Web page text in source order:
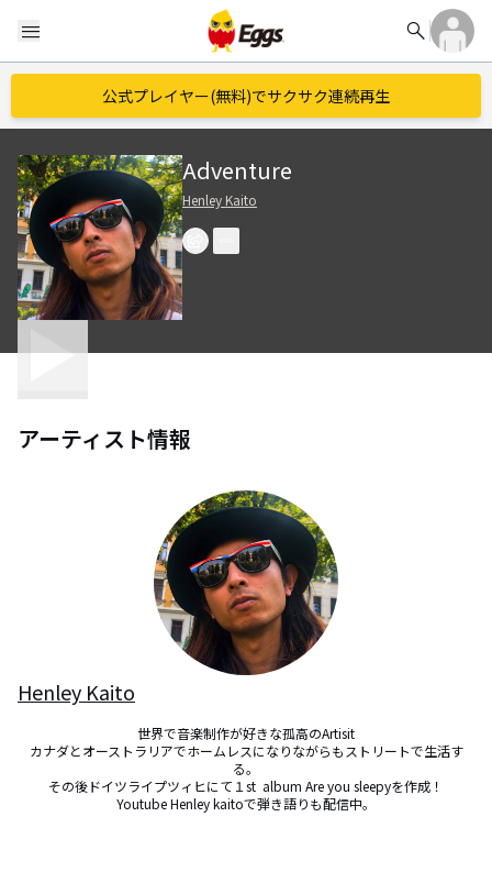
menu search
公式プレイヤー(無料)でサクサク連続再生
Adventure
Henley Kaito
アーティスト情報
Henley Kaito
世界で音楽制作が好きな孤高のArtisit
カナダとオーストラリアでホームレスになりながらもストリートで生活す
る。
その後ドイツライプツィヒにて１st  album Are you sleepyを作成！
Youtube Henley kaitoで弾き語りも配信中。